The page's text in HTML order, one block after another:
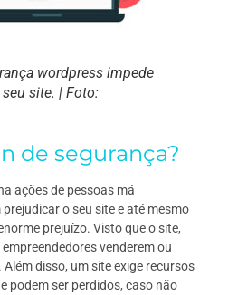
wordpress impede
site. | Foto:
de segurança?
ações de pessoas má
o seu site e até mesmo
prejuízo. Visto que o site,
venderem ou
disso, um site exige recursos
podem ser perdidos, caso não